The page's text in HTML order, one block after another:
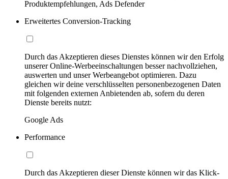
Produktempfehlungen, Ads Defender
Erweitertes Conversion-Tracking
Durch das Akzeptieren dieses Dienstes können wir den Erfolg
unserer Online-Werbeeinschaltungen besser nachvollziehen,
auswerten und unser Werbeangebot optimieren. Dazu
gleichen wir deine verschlüsselten personenbezogenen Daten
mit folgenden externen Anbietenden ab, sofern du deren
Dienste bereits nutzt:
Google Ads
Performance
Durch das Akzeptieren dieser Dienste können wir das Klick-